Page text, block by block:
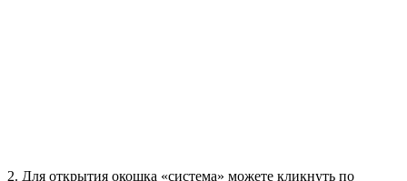
2. Для открытия окошка «система» можете кликнуть по